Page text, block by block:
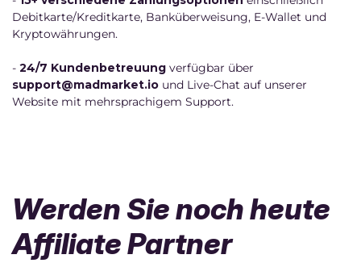
Debitkarte/Kreditkarte, Banküberweisung, E-Wallet und
Kryptowährungen.
- 24/7 Kundenbetreuung verfügbar über
support@madmarket.io und Live-Chat auf unserer
Website mit mehrsprachigem Support.
Werden Sie noch heute
Affiliate Partner